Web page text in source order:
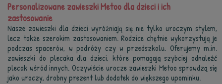
Personalizowane zawieszki Metoo dla dzieci i ich
zastosowanie
Nasze zawieszki dla dzieci wyróżniają się nie tylko uroczym stylem,
lecz także szerokim zastosowaniem. Rodzice chętnie wykorzystują je
podczas spacerów, w podróży czy w przedszkolu. Oferujemy m.in.
zawieszki do plecaka dla dzieci, które pomagają szybciej odnaleźć
plecak wśród innych. Oczywiście urocze zawieszki Metoo sprawdzą się
jako uroczy, drobny prezent lub dodatek do większego upominku.